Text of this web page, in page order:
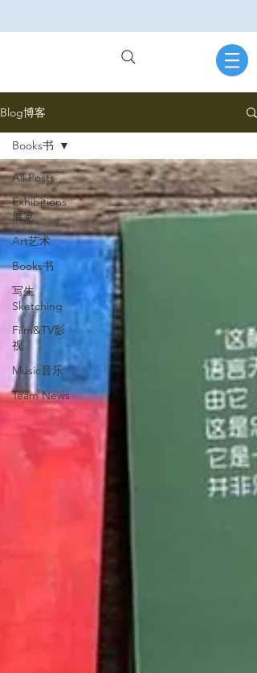
Blog博客
All Posts
Exhibitions
展览
Art艺术
Books书
写生
Sketching
Film&TV影
视
Music音乐
Team News
Books书